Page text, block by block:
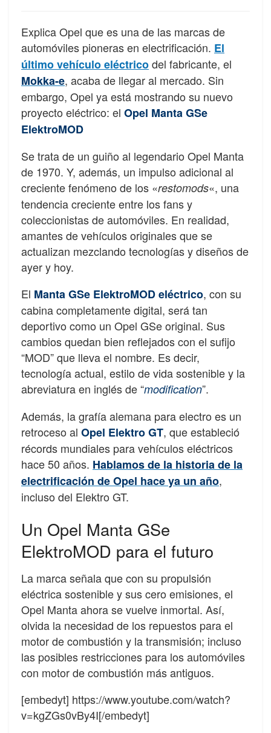
Explica Opel que es una de las marcas de
automóviles pioneras en electrificación. El
último vehículo eléctricodel fabricante, el
Mokka-e, acaba de llegar al mercado. Sin
embargo, Opel ya está mostrando su nuevo
proyecto eléctrico: el Opel Manta GSe
ElektroMOD
Se trata de un guiño al legendario Opel Manta
de 1970. Y, además, un impulso adicional al
creciente fenómeno de los «restomods«, una
tendencia creciente entre los fans y
coleccionistas de automóviles. En realidad,
amantes de vehículos originales que se
actualizan mezclando tecnologías y diseños de
ayer y hoy.
El Manta GSe ElektroMOD eléctrico, con su
cabina completamente digital, será tan
deportivo como un Opel GSe original. Sus
cambios quedan bien reflejados con el sufijo
“MOD” que lleva el nombre. Es decir,
tecnología actual, estilo de vida sostenible y la
abreviatura en inglés de “modification”.
Además, la grafía alemana para electro es un
retroceso al Opel Elektro GT, que estableció
récords mundiales para vehículos eléctricos
hace 50 años. Hablamos de la historia de la
electrificación de Opel hace ya un año,
incluso del Elektro GT.
Un Opel Manta GSe
ElektroMOD para el futuro
La marca señala que con su propulsión
eléctrica sostenible y sus cero emisiones, el
Opel Manta ahora se vuelve inmortal. Así,
olvida la necesidad de los repuestos para el
motor de combustión y la transmisión; incluso
las posibles restricciones para los automóviles
con motor de combustión más antiguos.
[embedyt] https://www.youtube.com/watch?
v=kgZGs0vBy4I[/embedyt]